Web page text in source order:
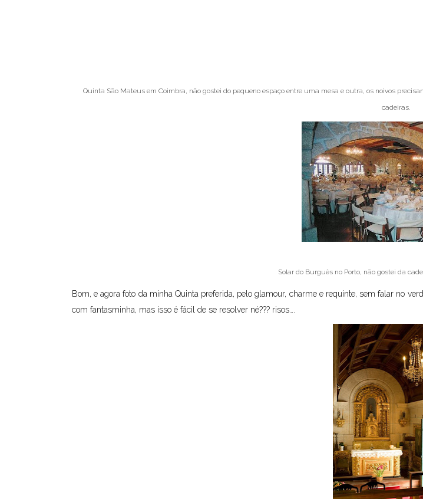
Quinta São Mateus em Coimbra, não gostei do pequeno espaço entre uma mesa e outra, os noivos
cadeiras.
Solar do Burguês no Porto, não gostei da
Bom, e agora foto da minha Quinta preferida, pelo glamour, charme e requinte, sem falar no
com fantasminha, mas isso é fácil de se resolver né??? risos….